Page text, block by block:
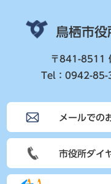
鳥栖市役
〒841-8511
Tel：0942-
メールでの
市役所ダイ